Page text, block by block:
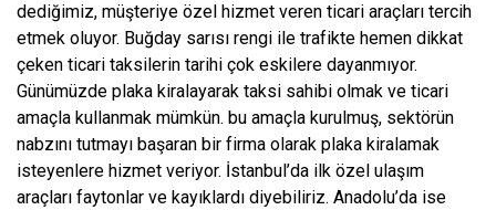
dediğimiz, müşteriye özel hizmet veren ticari araçları tercih
etmek oluyor. Buğday sarısı rengi ile trafikte hemen dikkat
çeken ticari taksilerin tarihi çok eskilere dayanmıyor.
Günümüzde plaka kiralayarak taksi sahibi olmak ve ticari
amaçla kullanmak mümkün. bu amaçla kurulmuş, sektörün
nabzını tutmayı başaran bir firma olarak plaka kiralamak
isteyenlere hizmet veriyor. İstanbul’da ilk özel ulaşım
araçları faytonlar ve kayıklardı diyebiliriz. Anadolu’da ise